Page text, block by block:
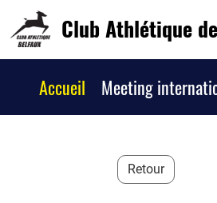
Club Athlétique
Accueil Meeting
Retour